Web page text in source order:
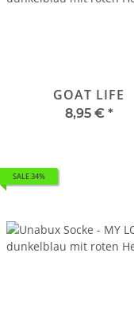
GOAT LIFE
8,95 € *
SALE 34%